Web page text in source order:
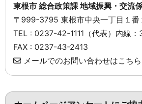
東根市 総合政策課 地域振興・交流
〒999-3795 東根市中央一丁目１番
TEL : 0237-42-1111（代表）内線：
FAX : 0237-43-2413
メールでのお問い合わせはこちら